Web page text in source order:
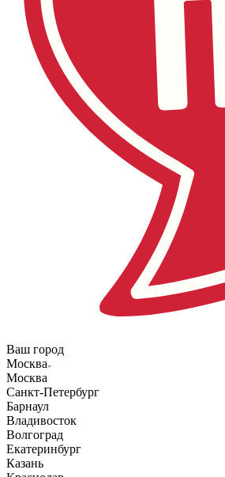
Ваш город
Москва
Москва
Санкт-Петербург
Барнаул
Владивосток
Волгоград
Екатеринбург
Казань